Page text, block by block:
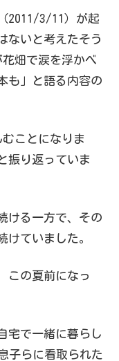
2011/3/11）が起
ないと考えたそう
畑で涙を浮かべ
も」と語る内容の
ことになりま
振り返っていま
ける一方で、その
けていました。
この夏前になっ
宅で一緒に暮らし
子らに看取られた